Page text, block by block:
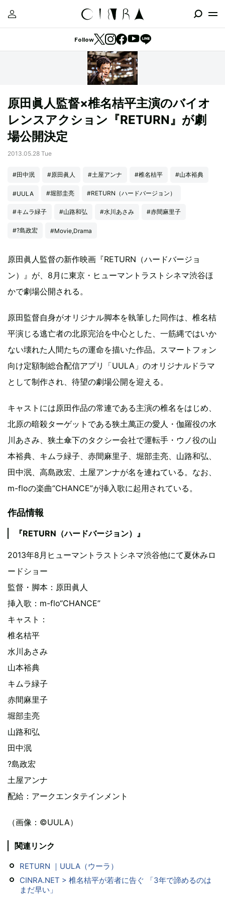
Follow
原田眞人監督×椎名桔平主演のバイオ
レンスアクション『RETURN』が劇
場公開決定
2013.05.28 Tue
#田中泯 #原田眞人 #土屋アンナ #椎名桔平 #山本裕典
#UULA #堀部圭亮 #RETURN（ハードバージョン）
#キムラ緑子 #山路和弘 #水川あさみ #赤間麻里子
#?島政宏 #Movie,Drama
原田眞人監督の新作映画『RETURN（ハードバージョ
ン）』が、8月に東京・ヒューマントラストシネマ渋谷ほ
かで劇場公開される。
原田監督自身がオリジナル脚本を執筆した同作は、椎名桔
平演じる逃亡者の北原完治を中心とした、一筋縄ではいか
ない壊れた人間たちの運命を描いた作品。スマートフォン
向け定額制総合配信アプリ「UULA」のオリジナルドラマ
として制作され、待望の劇場公開を迎える。
キャストには原田作品の常連である主演の椎名をはじめ、
北原の暗殺ターゲットである狭土萬正の愛人・伽羅役の水
川あさみ、狭土傘下のタクシー会社で運転手・ウノ役の山
本裕典、キムラ緑子、赤間麻里子、堀部圭亮、山路和弘、
田中泯、高島政宏、土屋アンナが名を連ねている。なお、
m-floの楽曲“CHANCE”が挿入歌に起用されている。
作品情報
『RETURN（ハードバージョン）』
2013年8月ヒューマントラストシネマ渋谷他にて夏休みロ
ードショー
監督・脚本：原田眞人
挿入歌：m-flo“CHANCE”
キャスト：
椎名桔平
水川あさみ
山本裕典
キムラ緑子
赤間麻里子
堀部圭亮
山路和弘
田中泯
?島政宏
土屋アンナ
配給：アークエンタテインメント
（画像：©UULA）
関連リンク
RETURN ｜UULA（ウーラ）
CINRA.NET > 椎名桔平が若者に告ぐ 「3年で諦めるのは
まだ早い」